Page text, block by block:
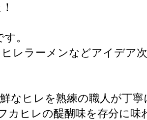
。
レラーメンなどアイデア
ヒレを熟練の職人が丁寧
ヒレの醍醐味を存分に